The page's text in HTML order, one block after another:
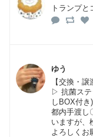
トランプ
ゆう
【交換・
▷ 抗菌ステ
しBOX付
都内手渡し
いますが、
よろしくお